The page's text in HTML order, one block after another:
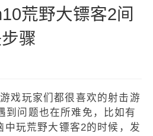
荒野大镖客2间
骤
戏玩家们都很喜欢的射击游
到问题也在所难免，比如有
中玩荒野大镖客2的时候，发